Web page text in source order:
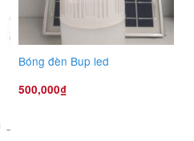
Bóng đèn Bup led
500,000₫